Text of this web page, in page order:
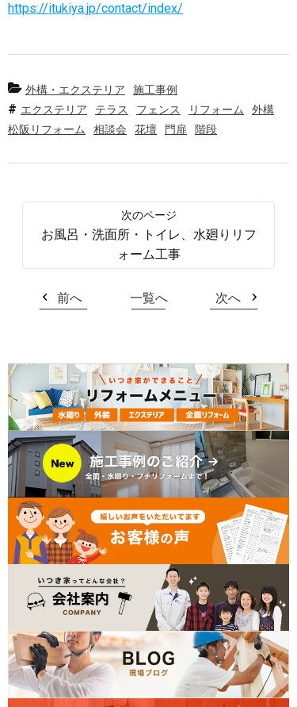
https://itukiya.jp/contact/index/
外構・エクステリア
施工事例
エクステリア
テラス フェンス リフォーム
外構
松阪リフォーム
相談会 花壇 門扉 階段
お風呂・洗面所・トイレ、水廻りリフ
ォーム工事
前へ 一覧へ 次へ